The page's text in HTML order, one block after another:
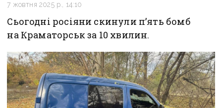
7 жовтня 2025 р., 14:10
Сьогодні росіяни скинули п’ять бомб
на Краматорськ за 10 хвилин.